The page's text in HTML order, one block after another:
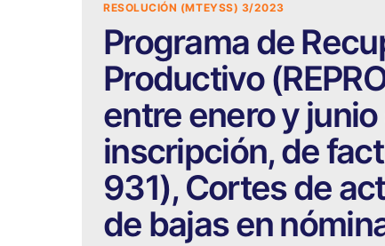
RESOLUCIÓN (MTEYSS) 3/2023
Programa de
Productivo
entre enero y
inscripción, de
931), Cortes de
de bajas en